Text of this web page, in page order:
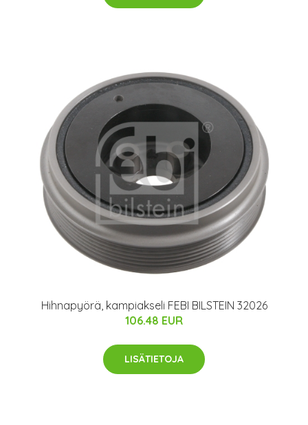
Hihnapyörä, kampiakseli FEBI BILSTEIN 32026
106.48 EUR
LISÄTIETOJA